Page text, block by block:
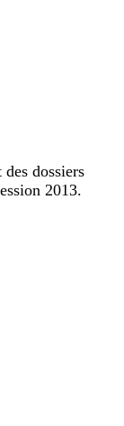
dossiers
2013.